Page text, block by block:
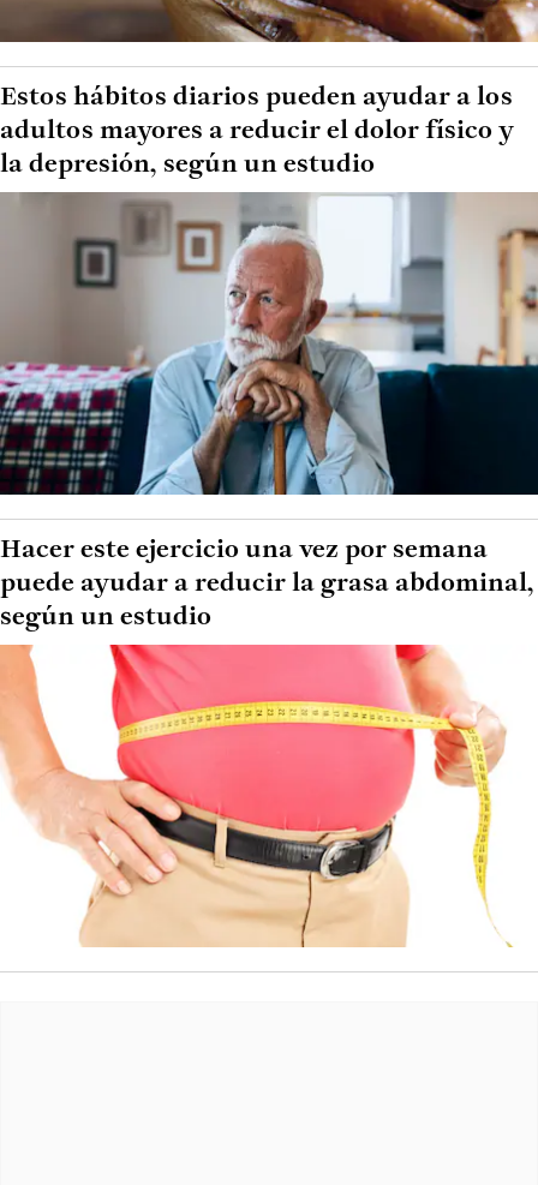
Estos hábitos diarios pueden ayudar a los
adultos mayores a reducir el dolor físico y
la depresión, según un estudio
Hacer este ejercicio una vez por semana
puede ayudar a reducir la grasa abdominal,
según un estudio